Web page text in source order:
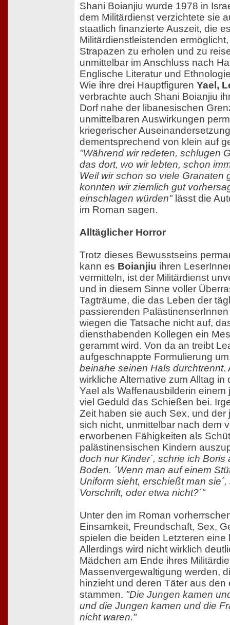
Shani Boianjiu wurde 1978 in
dem Militärdienst verzichtete sie
staatlich finanzierte Auszeit, die
Militärdienstleistenden
Strapazen zu erholen und zu
unmittelbar im Anschluss nach
Englische Literatur und
Wie ihre drei Hauptfiguren Yael,
verbrachte auch Shani Boianjiu
Dorf nahe der libanesischen
unmittelbaren Auswirkungen
kriegerischer
dementsprechend von klein auf
"Während wir redeten, schlugen
das dort, wo wir lebten, schon
Weil wir schon so viele Granaten
konnten wir ziemlich gut
einschlagen würden"lässt die
im Roman sagen.
Alltäglicher Horror
Trotz dieses Bewusstseins
kann es Boianjiu ihren
vermitteln, ist der Militärdienst
und in diesem Sinne voller
Tagträume, die das Leben der
passierenden
wiegen die Tatsache nicht auf,
diensthabenden Kollegen ein
gerammt wird. Von da an treibt
aufgeschnappte Formulierung
beinahe seinen Hals durchtrennt.
wirkliche Alternative zum Alltag in
Yael als Waffenausbilderin
viel Geduld das Schießen bei.
Zeit haben sie auch Sex, und der
sich nicht, unmittelbar nach dem
erworbenen Fähigkeiten als
palästinensischen Kindern
doch nur Kinder´, schrie ich Boris
Boden. ´Wenn man auf einem
Uniform sieht, erschießt man sie´,
Vorschrift, oder etwa nicht?´"
Unter den im Roman
Einsamkeit, Freundschaft, Sex,
spielen die beiden Letzteren eine
Allerdings wird nicht wirklich
Mädchen am Ende ihres
Massenvergewaltigung werden,
hinzieht und deren Täter aus
stammen. "Die Jungen kamen
und die Jungen kamen und die
nicht waren."